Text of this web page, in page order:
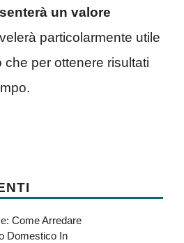
un valore
particolarmente utile
che per ottenere risultati
Come Arredare
Domestico In